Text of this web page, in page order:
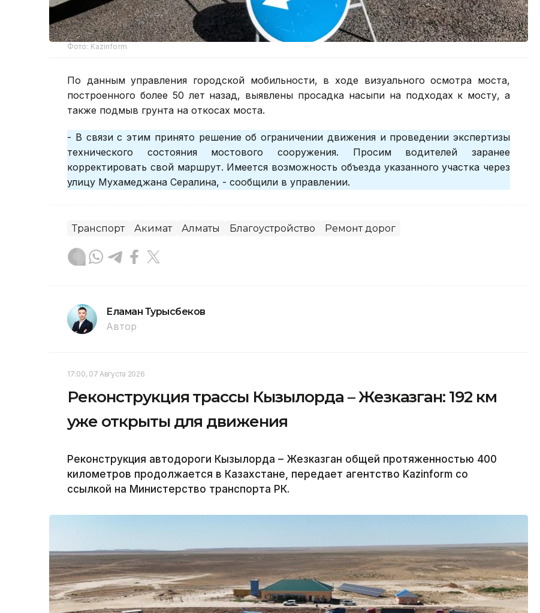
Фото: Kazinform
По данным управления городской мобильности, в ходе визуального осмотра моста,
построенного более 50 лет назад, выявлены просадка насыпи на подходах к мосту, а
также подмыв грунта на откосах моста.
- В связи с этим принято решение об ограничении движения и проведении экспертизы
технического состояния мостового сооружения. Просим водителей заранее
корректировать свой маршрут. Имеется возможность объезда указанного участка через
улицу Мухамеджана Сералина, - сообщили в управлении.
Транспорт Акимат Алматы Благоустройство Ремонт дорог
Еламан Турысбеков
Автор
17:00, 07 Августа 2026
Реконструкция трассы Кызылорда – Жезказган: 192 км
уже открыты для движения
Реконструкция автодороги Кызылорда – Жезказган общей протяженностью 400
километров продолжается в Казахстане, передает агентство Kazinform со
ссылкой на Министерство транспорта РК.